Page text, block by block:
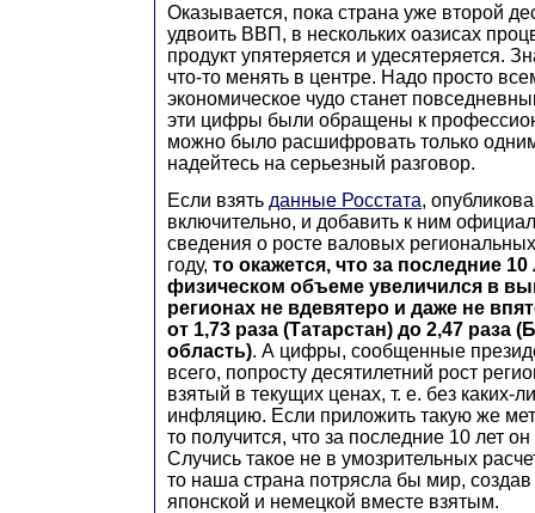
Оказывается, пока страна уже второй
удвоить ВВП, в нескольких оазисах
продукт упятеряется и удесятеряется.
что-то менять в центре. Надо просто
экономическое чудо станет
эти цифры были обращены к
можно было расшифровать только
надейтесь на серьезный разговор.
Если взять данные Росстата,
включительно, и добавить к ним
сведения о росте валовых
году, то окажется, что за последние
физическом объеме увеличился в
регионах не вдевятеро и даже не
от 1,73 раза (Татарстан) до 2,47 раза
область). А цифры, сообщенные
всего, попросту десятилетний рост
взятый в текущих ценах, т. е. без каких-
инфляцию. Если приложить такую же
то получится, что за последние 10 лет
Случись такое не в умозрительных
то наша страна потрясла бы мир,
японской и немецкой вместе взятым.